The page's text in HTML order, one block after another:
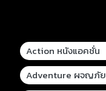
Action หนังแอคชั่น
Adventure ผจญภัย